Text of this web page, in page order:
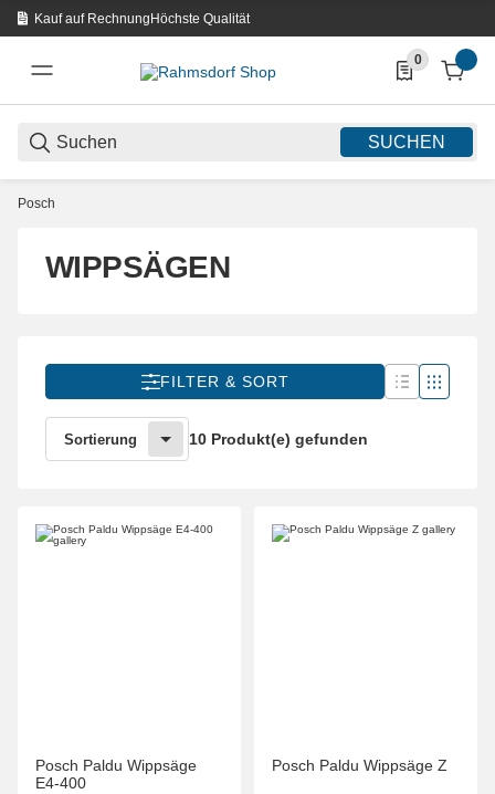
Kauf auf RechnungHöchste Qualität
SUCHEN
0
0 Produkte in
Posch
WIPPSÄGEN
FILTER & SORT
Sortierung 10 Produkt(e) gefunden
Posch Paldu Wippsäge
E4-400
Posch Paldu Wippsäge Z